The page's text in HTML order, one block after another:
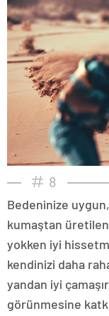
8
Bedeninize
kumaştan
yokken iyi
kendinizi daha
yandan iyi
görünmesine